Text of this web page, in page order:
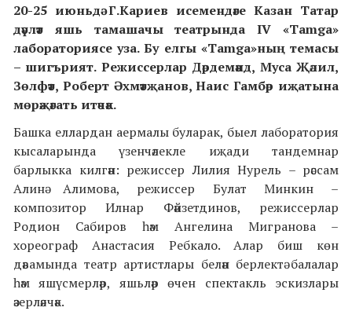
20-25 июньдә Г.Кариев исемендәге Казан Татар
дәүләт яшь тамашачы театрында IV «Tamga»
лабораториясе уза. Бу елгы «Tamga»ның темасы
– шигърият. Режиссерлар Дәрдемәнд, Муса Җәлил,
Зөлфәт, Роберт Әхмәтҗанов, Наис Гамбәр иҗатына
мөрәҗәгать итәчәк.
Башка еллардан аермалы буларак, быел лаборатория
кысаларында үзенчәлекле иҗади тандемнар
барлыкка килгән: режиссер Лилия Нурель – рәссам
Алинә Алимова, режиссер Булат Минкин –
композитор Илнар Фәйзетдинов, режиссерлар
Родион Сабиров һәм Ангелина Мигранова –
хореограф Анастасия Ребкало. Алар биш көн
дәвамында театр артистлары белән берлектә балалар
һәм яшүсмерләр, яшьләр өчен спектакль эскизлары
әзерләячәк.